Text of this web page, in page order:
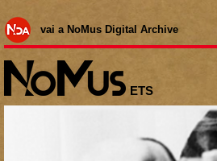
vai a NoMus Digital Archive
ETS